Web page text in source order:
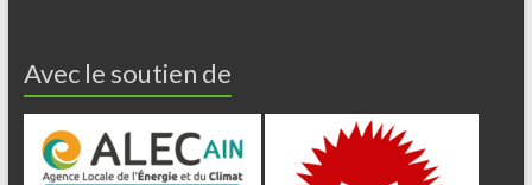
Avec le soutien de